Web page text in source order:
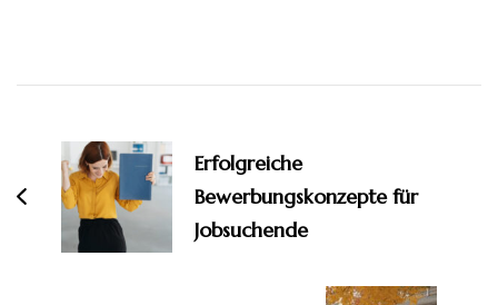
Erfolgreiche
Bewerbungskonzepte für
Jobsuchende